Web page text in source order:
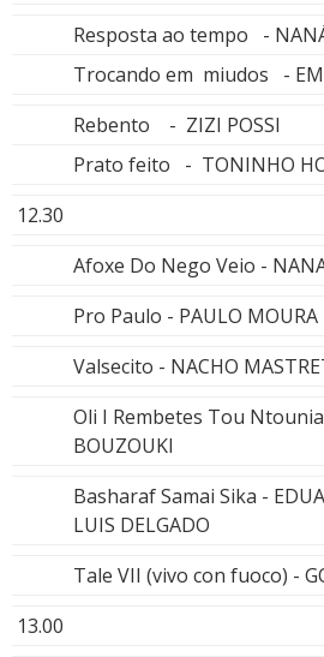
Resposta ao tempo -
Trocando em miudos -
Rebento - ZIZI POSSI
Prato feito - TONINHO
12.30
Afoxe Do Nego Veio -
Pro Paulo - PAULO MOURA
Valsecito - NACHO
Oli I Rembetes Tou
BOUZOUKI
Basharaf Samai Sika -
LUIS DELGADO
Tale VII (vivo con fuoco) -
13.00